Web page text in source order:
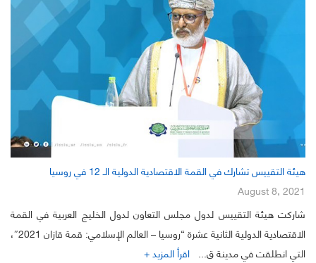
هيئة التقييس تشارك في القمة الاقتصادية الدولية الـ 12 في روسيا
August 8, 2021
شاركت هيئة التقييس لدول مجلس التعاون لدول الخليج العربية في القمة
الاقتصادية الدولية الثانية عشرة “روسيا – العالم الإسلامي: قمة قازان 2021″،
التي انطلقت في مدينة ق... اقرأ المزيد +